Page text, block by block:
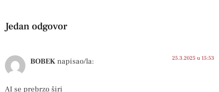
Jedan odgovor
BOBEK napisao/la: 25.3.2025 u 15:53
AI se prebrzo širi